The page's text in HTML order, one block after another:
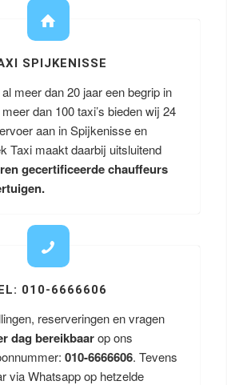
SPIJKENISSE
meer dan 20 jaar een begrip in
dan 100 taxi’s bieden wij 24
aan in Spijkenisse en
Taxi maakt daarbij uitsluitend
gecertificeerde chauffeurs
010-6666606
reserveringen en vragen
dag bereikbaarop ons
010-6666606. Tevens
via Whatsapp op hetzelde